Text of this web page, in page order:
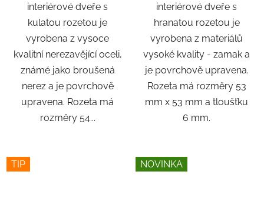
interiérové ​​dveře s
kulatou rozetou je
vyrobena z vysoce
kvalitní nerezavějící oceli,
známé jako broušená
nerez a je povrchově
upravena. Rozeta má
rozměry 54...
interiérové ​​dveře s
hranatou rozetou je
vyrobena z materiálů
vysoké kvality - zamak a
je povrchově upravena.
Rozeta má rozměry 53
mm x 53 mm a tloušťku
6 mm.
TIP NOVINKA